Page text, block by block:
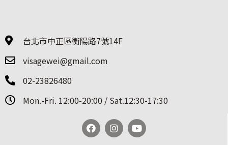
台北市中正區衡陽路7號14F
visagewei@gmail.com
02-23826480
Mon.-Fri. 12:00-20:00 / Sat.12:30-17:30